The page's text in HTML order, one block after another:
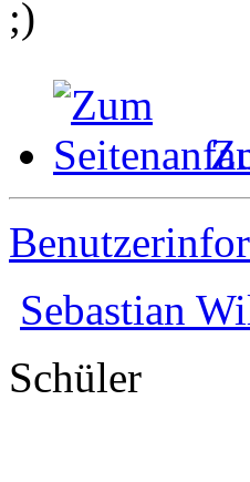
Sebastian
Schüler